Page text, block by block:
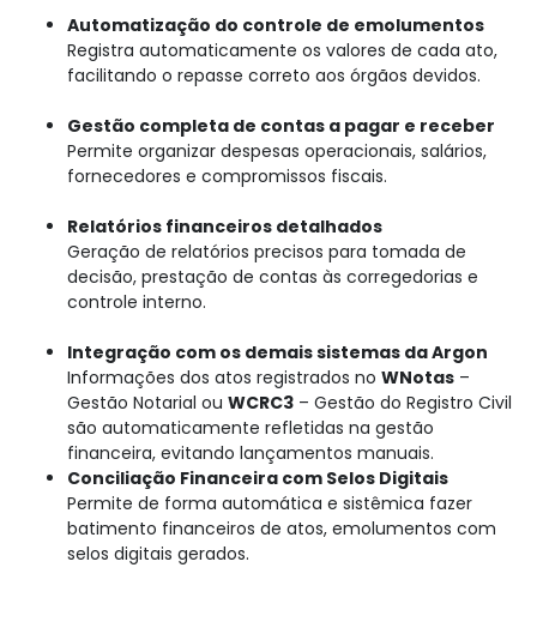
Automatização do controle de emolumentos
Registra automaticamente os valores de cada ato,
facilitando o repasse correto aos órgãos devidos.
Gestão completa de contas a pagar e receber
Permite organizar despesas operacionais, salários,
fornecedores e compromissos fiscais.
Relatórios financeiros detalhados
Geração de relatórios precisos para tomada de
decisão, prestação de contas às corregedorias e
controle interno.
Integração com os demais sistemas da Argon
Informações dos atos registrados no WNotas –
Gestão Notarial ou WCRC3 – Gestão do Registro Civil
são automaticamente refletidas na gestão
financeira, evitando lançamentos manuais.
Conciliação Financeira com Selos Digitais
Permite de forma automática e sistêmica fazer
batimento financeiros de atos, emolumentos com
selos digitais gerados.